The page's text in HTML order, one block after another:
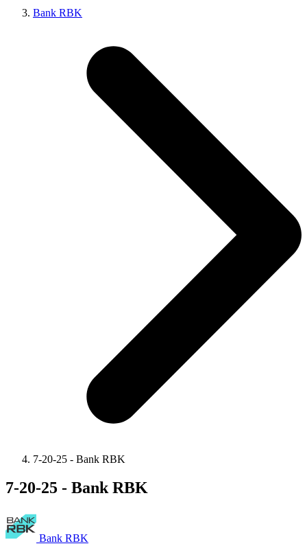
Bank RBK
7-20-25 - Bank RBK
7-20-25 - Bank RBK
Bank RBK